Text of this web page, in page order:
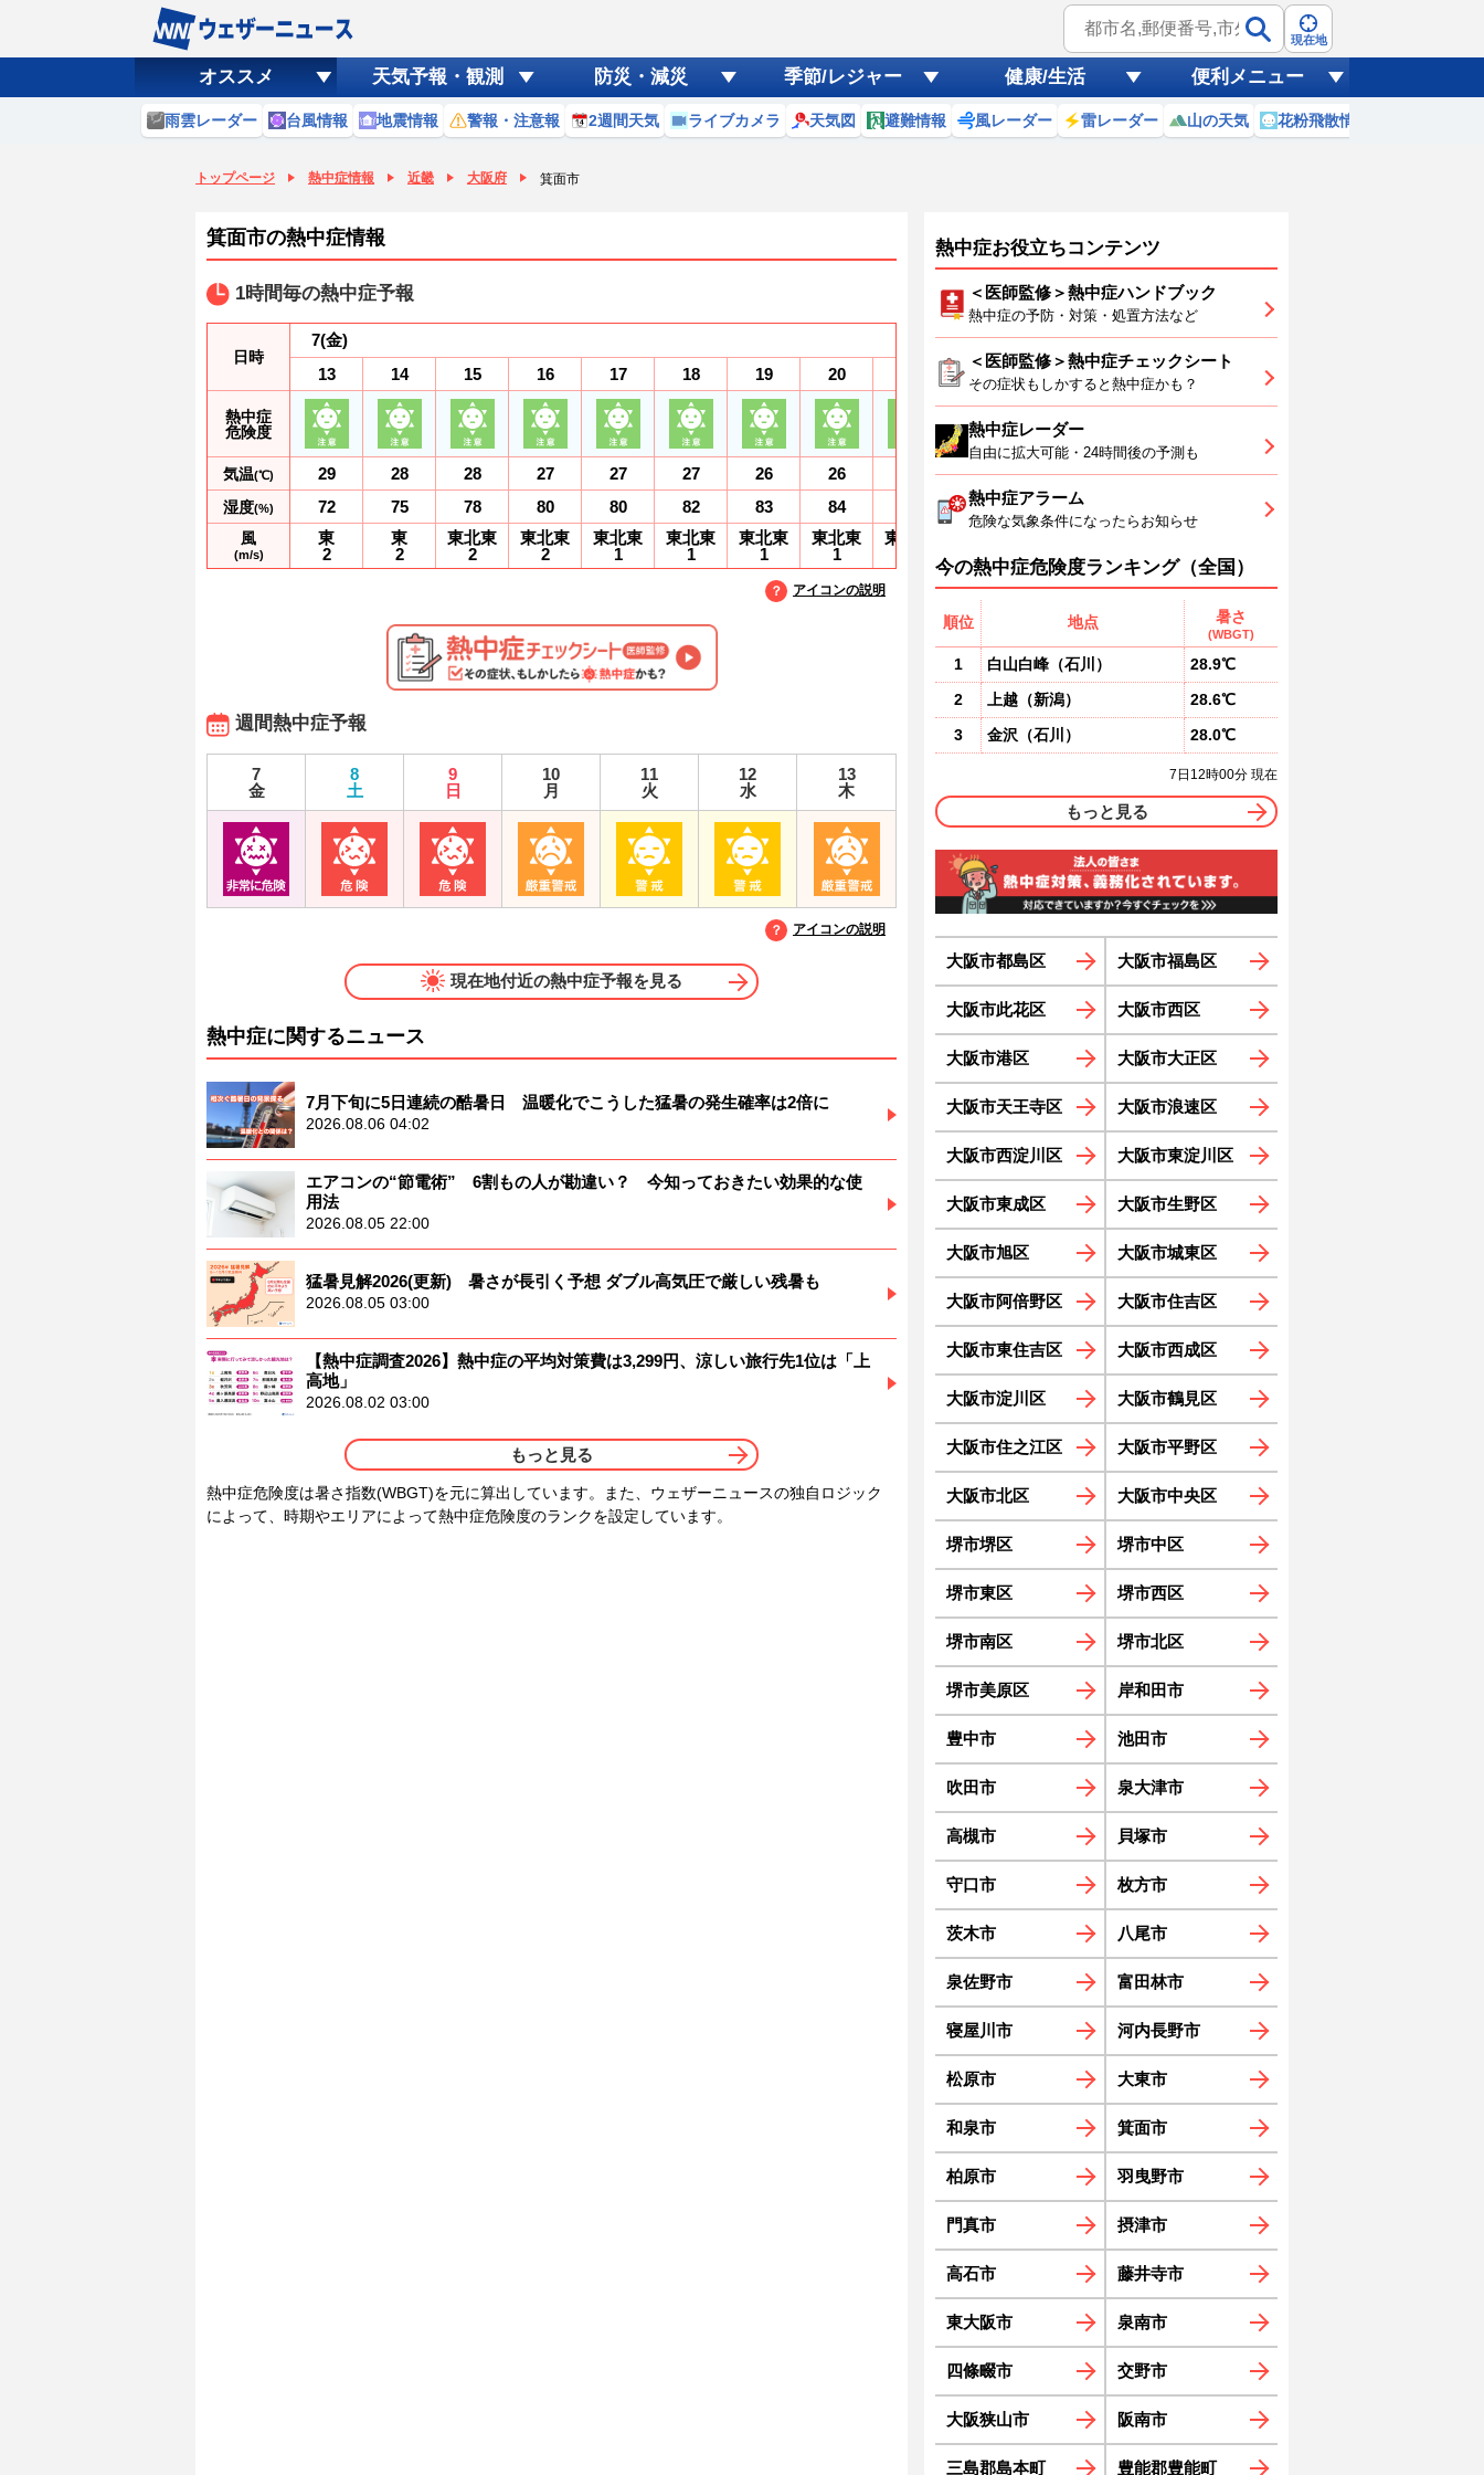
現在地
オススメ 天気予報・観測 防災・減災 季節/レジャー 健康/生活 便利メニュー
雨雲レーダー 台風情報 地震情報 警報・注意報 2週間天気 ライブカメラ 天気図 避難情報 風レーダー 雷レーダー 山の天気 花粉飛散情報
トップページ 熱中症情報 近畿 大阪府 箕面市
箕面市の熱中症情報
1時間毎の熱中症予報
日時
熱中症
危険度
気温(℃)
湿度(%)
風
(m/s)
7(金)
13
29
72
東
2
14
28
75
東
2
15
28
78
東北東
2
16
27
80
東北東
2
17
27
80
東北東
1
18
27
82
東北東
1
19
26
83
東北東
1
20
26
84
東北東
1
東北東
22
27
79
2
23
29
72
2
8(土)
0
31
32
3
2
33
55
アイコンの説明
週間熱中症予報
7
金
8
土
9
日
10
月
11
火
12
水
13
木
アイコンの説明
現在地付近の熱中症予報を見る
熱中症に関するニュース
7月下旬に5日連続の酷暑日 温暖化でこうした猛暑の発生確率は2倍に
2026.08.06 04:02
エアコンの“節電術” 6割もの人が勘違い？ 今知っておきたい効果的な使
用法
2026.08.05 22:00
猛暑見解2026(更新) 暑さが長引く予想 ダブル高気圧で厳しい残暑も
2026.08.05 03:00
【熱中症調査2026】熱中症の平均対策費は3,299円、涼しい旅行先1位は「上
高地」
2026.08.02 03:00
もっと見る
熱中症危険度は暑さ指数(WBGT)を元に算出しています。また、ウェザーニュースの独自ロジック
によって、時期やエリアによって熱中症危険度のランクを設定しています。
熱中症お役立ちコンテンツ
＜医師監修＞熱中症ハンドブック
熱中症の予防・対策・処置方法など
＜医師監修＞熱中症チェックシート
その症状もしかすると熱中症かも？
熱中症レーダー
自由に拡大可能・24時間後の予測も
熱中症アラーム
危険な気象条件になったらお知らせ
今の熱中症危険度ランキング（全国）
順位 地点 暑さ
(WBGT)
1 白山白峰 （石川 ）
28.9℃
2
上越 （新潟）
28.6℃
3
金沢 （石川 ） 28.0℃
7日12時00分 現在
もっと見る
大阪市都島区 大阪市福島区
大阪市此花区 大阪市西区
大阪市港区 大阪市大正区
大阪市天王寺区 大阪市浪速区
大阪市西淀川区 大阪市東淀川区
大阪市東成区 大阪市生野区
大阪市旭区 大阪市城東区
大阪市阿倍野区 大阪市住吉区
大阪市東住吉区 大阪市西成区
大阪市淀川区 大阪市鶴見区
大阪市住之江区 大阪市平野区
大阪市北区 大阪市中央区
堺市堺区 堺市中区
堺市東区 堺市西区
堺市南区 堺市北区
堺市美原区 岸和田市
豊中市 池田市
吹田市 泉大津市
高槻市 貝塚市
守口市 枚方市
茨木市 八尾市
泉佐野市 富田林市
寝屋川市 河内長野市
松原市 大東市
和泉市 箕面市
柏原市 羽曳野市
門真市 摂津市
高石市 藤井寺市
東大阪市 泉南市
四條畷市 交野市
大阪狭山市 阪南市
三島郡島本町 豊能郡豊能町